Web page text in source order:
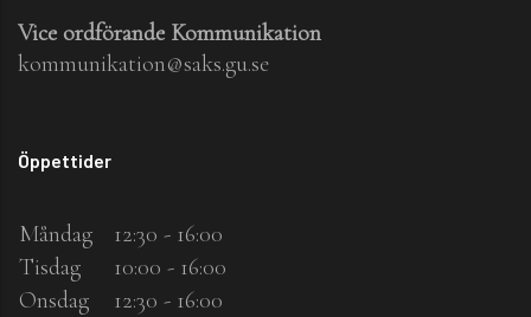
Vice ordförande Kommunikation
kommunikation@saks.gu.se
Öppettider
Måndag
12:30 - 16:00
Tisdag
10:00 - 16:00
Onsdag
12:30 - 16:00